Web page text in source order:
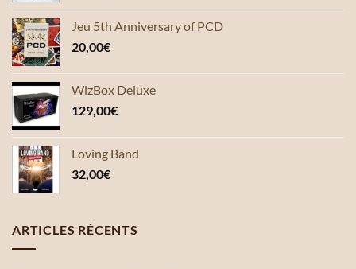
Jeu 5th Anniversary of PCD
20,00€
WizBox Deluxe
129,00€
Loving Band
32,00€
ARTICLES RÉCENTS